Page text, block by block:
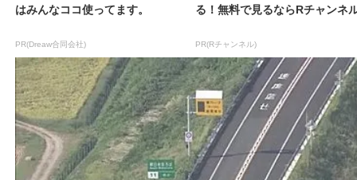
はみんなココ使ってます。
PR(Dreaw合同会社)
る！無料で見るならRチャンネ
PR(Rチャンネル)